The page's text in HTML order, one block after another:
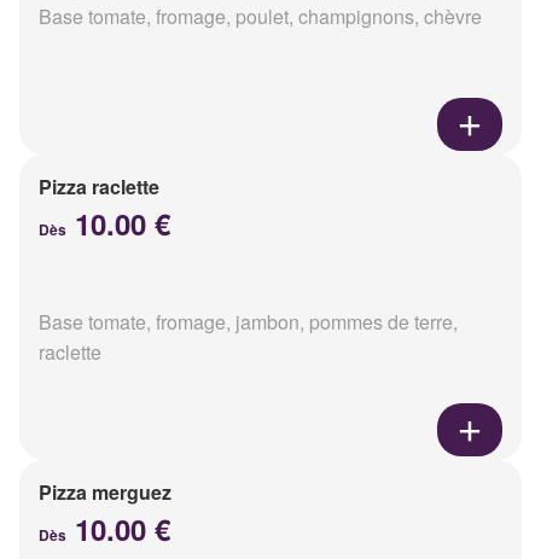
Base tomate, fromage, poulet, champignons, chèvre
Pizza raclette
Dès 10.00 €
Base tomate, fromage, jambon, pommes de terre,
raclette
Pizza merguez
Dès 10.00 €